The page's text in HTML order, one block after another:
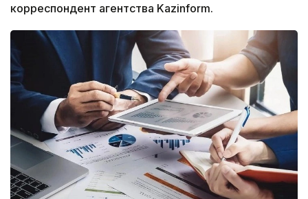
корреспондент агентства Kazinform.